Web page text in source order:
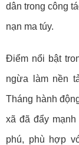
dân trong công
nạn ma túy.
Điểm nổi bật
ngừa làm nền
Tháng hành
xã đã đẩy
phú, phù hợp